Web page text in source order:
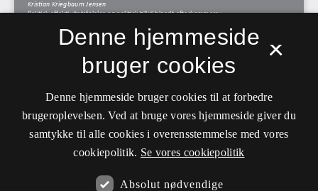
×
Denne hjemmeside
bruger cookies
Denne hjemmeside bruger cookies til at forbedre
brugeroplevelsen. Ved at bruge vores hjemmeside giver du
samtykke til alle cookies i overensstemmelse med vores
cookiepolitik. Se vores cookiepolitik
Absolut nødvendige